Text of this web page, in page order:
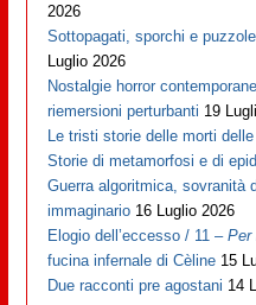
2026
Sottopagati, sporchi e
Luglio 2026
Nostalgie horror
riemersioni perturbanti 19
Le tristi storie delle morti
Storie di metamorfosi e di
Guerra algoritmica, sovranità
immaginario 16 Luglio 2026
Elogio dell’eccesso / 11 –Per
fucina infernale di Cèline 15
Due racconti pre agostani 14